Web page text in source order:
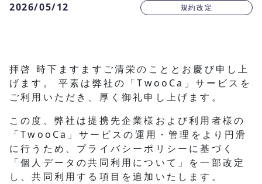
2026/05/12 規約改定
拝啓 時下ますますご清栄のこととお慶び申し上
げます。 平素は弊社の「TwooCa」サービスを
ご利用いただき、厚く御礼申し上げます。
この度、弊社は提携先企業様および利用者様の
「TwooCa」サービスの運用・管理をより円滑
に行うため、プライバシーポリシーに基づく
「個人データの共同利用について」を一部改定
し、共同利用する項目を追加いたします。